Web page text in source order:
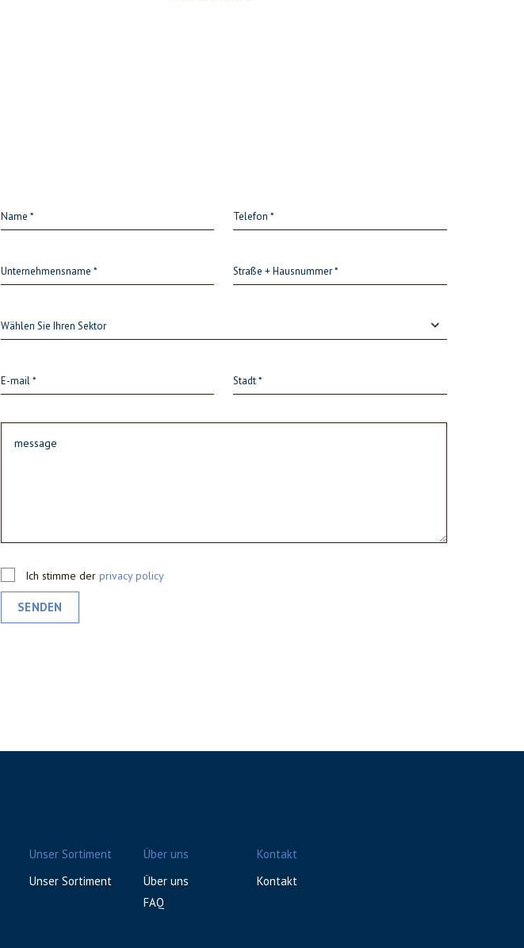
Wählen Sie Ihren Sektor
Ich stimme der privacy policy
SENDEN
Unser Sortiment
Unser Sortiment
Über uns
Über uns
FAQ
Kontakt
Kontakt